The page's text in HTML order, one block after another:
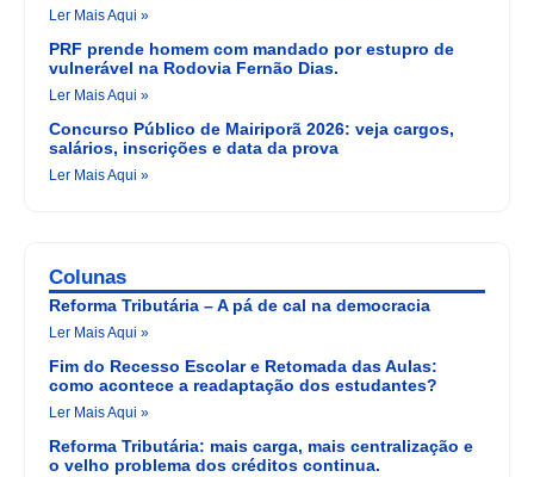
Ler Mais Aqui »
PRF prende homem com mandado por estupro de
vulnerável na Rodovia Fernão Dias.
Ler Mais Aqui »
Concurso Público de Mairiporã 2026: veja cargos,
salários, inscrições e data da prova
Ler Mais Aqui »
Colunas
Reforma Tributária – A pá de cal na democracia
Ler Mais Aqui »
Fim do Recesso Escolar e Retomada das Aulas:
como acontece a readaptação dos estudantes?
Ler Mais Aqui »
Reforma Tributária: mais carga, mais centralização e
o velho problema dos créditos continua.